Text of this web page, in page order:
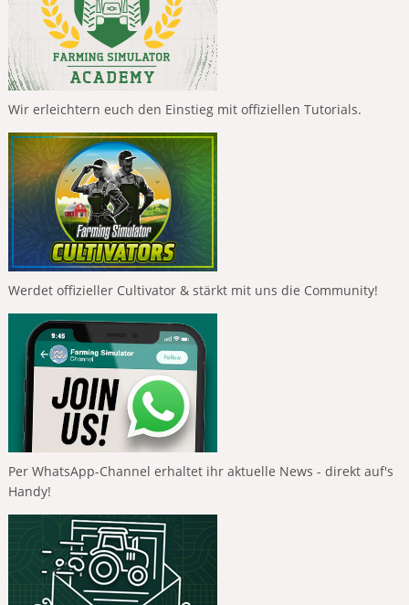
Wir erleichtern euch den Einstieg mit offiziellen Tutorials.
Werdet offizieller Cultivator & stärkt mit uns die Community!
Per WhatsApp-Channel erhaltet ihr aktuelle News - direkt auf's
Handy!